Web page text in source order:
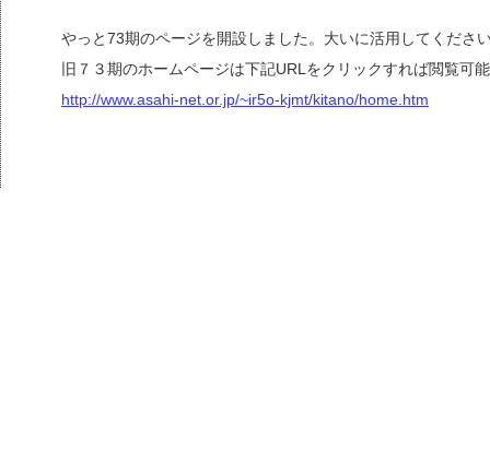
やっと73期のページを開設しました。大いに活用してくださ
旧７３期のホームページは下記URLをクリックすれば閲覧可
http://www.asahi-net.or.jp/~ir5o-kjmt/kitano/home.htm